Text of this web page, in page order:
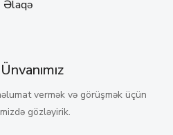
Əlaqə
vermək və görüşmək üçün
gözləyirik.